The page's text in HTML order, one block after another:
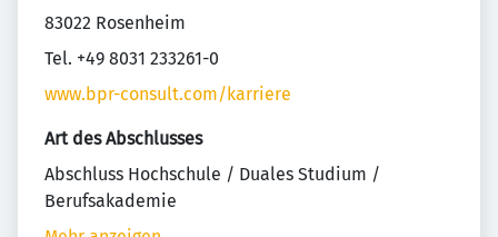
83022 Rosenheim
Tel. +49 8031 233261-0
www.bpr-consult.com/karriere
Art des Abschlusses
Abschluss Hochschule / Duales Studium /
Berufsakademie